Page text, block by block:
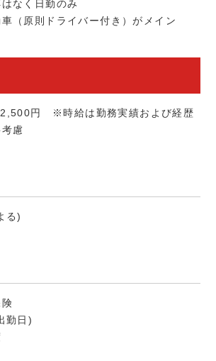
なく日勤のみ
車（原則ドライバー付き）がメイン
円 ※時給は勤務実績および経歴
慮
る)
勤日)